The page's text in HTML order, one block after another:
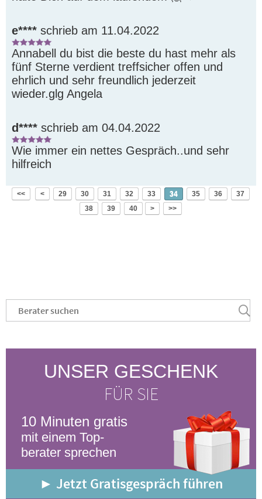
e**** schrieb am 11.04.2022
Annabell du bist die beste du hast mehr als
fünf Sterne verdient treffsicher offen und
ehrlich und sehr freundlich jederzeit
wieder.glg Angela
d**** schrieb am 04.04.2022
Wie immer ein nettes Gespräch..und sehr
hilfreich
<< < 29 30 31 32 33 34 35 36
37
38
39 40 > >>
UNSER GESCHENK
FÜR SIE
10 Minuten gratis
mit einem Top-
berater sprechen
► Jetzt Gratisgespräch führen